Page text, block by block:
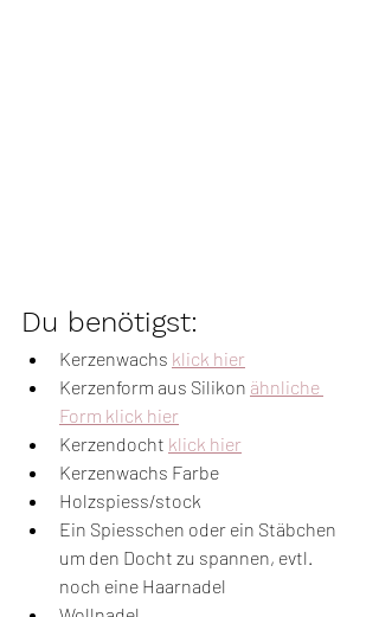
Du benötigst:
Kerzenwachs klick hier
Kerzenform aus Silikon ähnliche
Form klick hier
Kerzendocht klick hier
Kerzenwachs Farbe
Holzspiess/stock
Ein Spiesschen oder ein Stäbchen
um den Docht zu spannen, evtl.
noch eine Haarnadel